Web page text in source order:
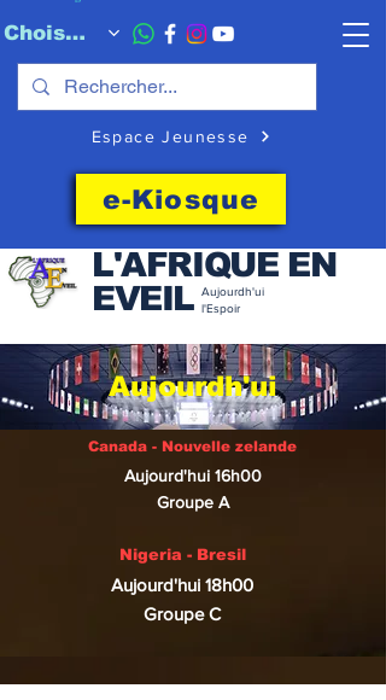
Choisissez quand l'envoyer
Espace Jeunesse
e-Kiosque
L'AFRIQUE EN
EVEIL Aujourdh'ui
l'Espoir
Aujourdh'ui
Canada - Nouvelle zelande
Aujourd'hui 16h00
Groupe A
Nigeria - Bresil
Aujourd'hui 18h00
Groupe C